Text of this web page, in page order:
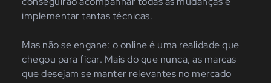
implementar tantas técnicas.
Mas não se engane: o online é uma realidade que
chegou para ficar. Mais do que nunca, as marcas
que desejam se manter relevantes no mercado